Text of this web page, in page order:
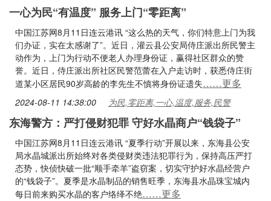
一心为民“有温度” 服务上门“零距离”
中国江苏网8月11日连云港讯 “这么热的天气，你们特意上门为我
们办证，实在太感谢了”。近日，灌云县公安局侍庄派出所民警主
动作为，上门为行动不便老人办理身份证，赢得社区群众的赞
誉。近日，侍庄派出所社区民警范蕾在入户走访时，获悉侍庄街
道某小区居民90岁高龄的李先生不慎将身份证遗失……更多
2024-08-11 14:38:00 为民,零距离,一心,温度,服务,民警
东海警方：严打侵财犯罪 守好水晶商户“钱袋子”
中国江苏网8月11日连云港讯 “夏季行动”开展以来，东海县公安
局水晶城派出所始终对各类侵财类违法犯罪行为，保持高压严打
态势，快侦快破一批“顺手牵羊”盗窃案，切实守护好水晶经营户
的“钱袋子”。夏季是水晶制品的销售旺季，东海县水晶珠宝城内
每日前来购买水晶的客户络绎不绝……更多